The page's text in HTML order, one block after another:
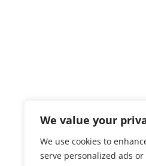
We value your
We use cookies to
serve personalized ads